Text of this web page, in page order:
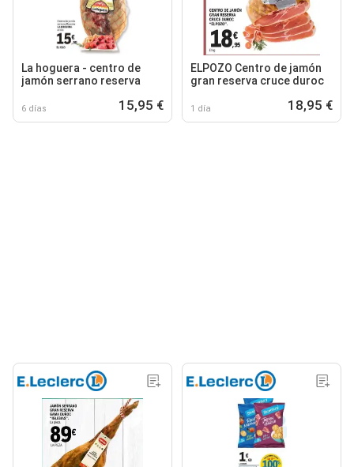
La hoguera - centro de
jamón serrano reserva
6 días 15,95 €
ELPOZO Centro de jamón
gran reserva cruce duroc
1 día 18,95 €